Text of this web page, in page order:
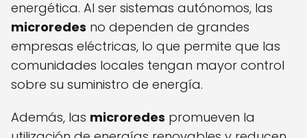
energética. Al ser sistemas autónomos, las
microredes no dependen de grandes
empresas eléctricas, lo que permite que las
comunidades locales tengan mayor control
sobre su suministro de energía.
Además, las microredes promueven la